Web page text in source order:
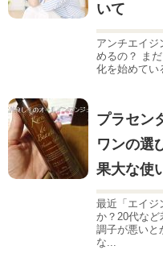
いて
アンチエイジ
めるの？ ま
化を始めてい
プラセン
ワンの選
果大な使
最近「エイジ
か？20代な
調子が悪いと
な...